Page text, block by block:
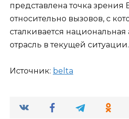
представлена точка зрения
относительно вызовов, с
сталкивается
отрасль в текущей ситуации.
Источник: belta